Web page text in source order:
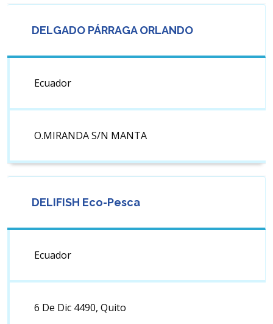
DELGADO PÁRRAGA ORLANDO
Ecuador
O.MIRANDA S/N MANTA
DELIFISH Eco-Pesca
Ecuador
6 De Dic 4490, Quito